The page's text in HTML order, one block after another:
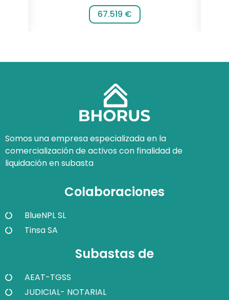
67.519 €
Somos una empresa especializada en la
comercialización de activos con finalidad de
liquidación en subasta
Colaboraciones
BlueNPL SL
Tinsa SA
Subastas de
AEAT-TGSS
JUDICIAL- NOTARIAL